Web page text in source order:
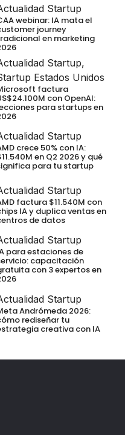
Startup
webinar: IA mata el
journey
en marketing
Startup,
Estados Unidos
factura
con OpenAI:
para startups en
Startup
crece 50% con IA:
en Q2 2026 y qué
para tu startup
Startup
factura $11.540M con
IA y duplica ventas en
de datos
Startup
para estaciones de
capacitación
con 3 expertos en
Startup
Andrómeda 2026:
rediseñar tu
creativa con IA